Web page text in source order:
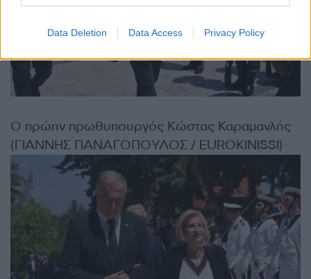
Data Deletion Data Access Privacy Policy
Ο πρώην πρωθυπουργός Κώστας Καραμανλής
(ΓΙΑΝΝΗΣ ΠΑΝΑΓΟΠΟΥΛΟΣ / EUROKINISSI)